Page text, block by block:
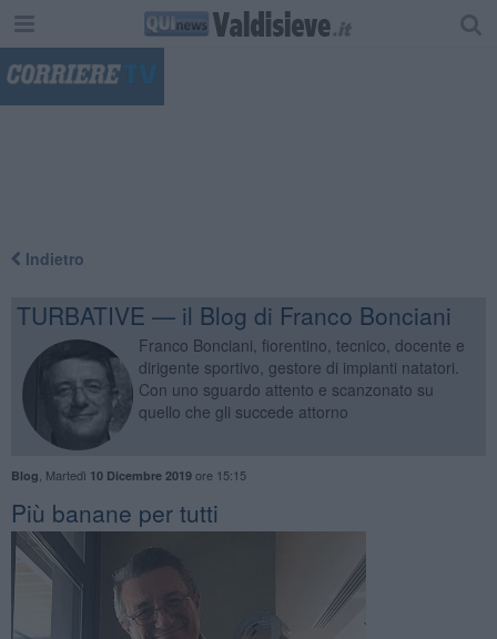
Indietro
TURBATIVE — il Blog di Franco Bonciani
Franco Bonciani, fiorentino, tecnico, docente e
dirigente sportivo, gestore di impianti natatori.
Con uno sguardo attento e scanzonato su
quello che gli succede attorno
Blog Martedì 10 Dicembre 2019ore 15:15
Più banane per tutti